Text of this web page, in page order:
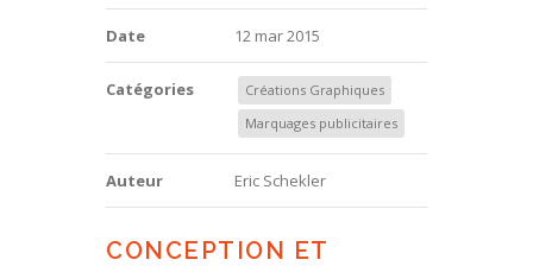
Date 12 mar 2015
Catégories
Créations Graphiques
Marquages publicitaires
Auteur Eric Schekler
CONCEPTION ET